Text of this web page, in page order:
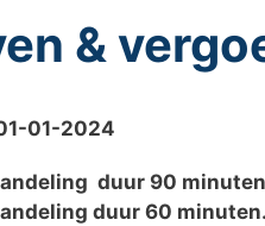
&
01-2024
duur 90
duur 60